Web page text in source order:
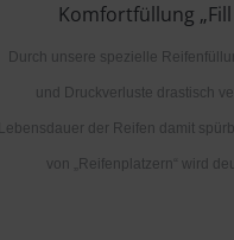
Komfortfüllung
Durch unsere spezielle
und Druckverluste drastisch
Lebensdauer der Reifen damit
von „Reifenplatzern“ wird